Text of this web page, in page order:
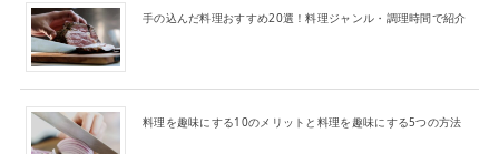
手の込んだ料理おすすめ20選！料理ジャンル・調理時間で紹介
料理を趣味にする10のメリットと料理を趣味にする5つの方法